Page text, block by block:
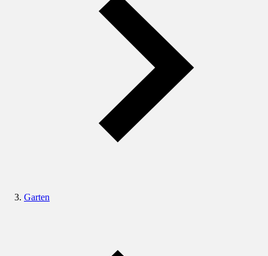
Garten